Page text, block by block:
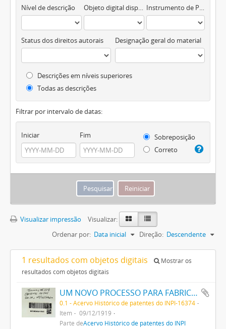
Nível de descrição Objeto digital disponível Instrumento de Pesquisa
Status dos direitos autorais Designação geral do material
Descrições em níveis superiores
Todas as descrições
Filtrar por intervalo de datas:
Iniciar Fim
Sobreposição
Correto
Visualizar impressão
Visualizar:
Ordenar por: Data inicial Direção: Descendente
1 resultados com objetos digitais
Mostrar os
resultados com objetos digitais
UM NOVO PROCESSO PARA FABRICAÇÃO DE MATERIAS CORANTES PRETAS ESCARLATES E AZUIS DOS MATIZES MAIS CLAROS AOS MAIS ESCUROS PARA TINGIR ALGODÃO DIRECTAMENTE
0.1 - Acervo Histórico de patentes do INPI-16374
Item
09/12/1919
Parte deAcervo Histórico de patentes do INPI